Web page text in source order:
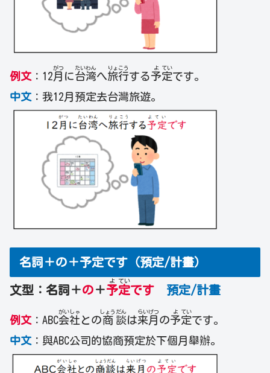
例文 ：12月
がつ
に台
たい
湾
わん
へ旅
りょ
行
こう
する予
よ
定
てい
です。
中文 ：我12月預定去台灣旅遊。
名詞＋の＋予定です（預定/計畫）
文型：名詞＋の ＋予
よ
定
てい
です 預定/計畫
例文 ：ABC会
がい
社
しゃ
との商
しょう
談
だん
は来
らい
月
げつ
の予
よ
定
てい
です。
中文 ：與ABC公司的協商預定於下個月舉辦。